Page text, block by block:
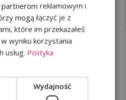
094,00 ZŁ
2): 7 700,00 zł
reklamowym i
mogą łączyć je z
które im przekazałeś
wyniku korzystania
usług. Polityka
Wydajność